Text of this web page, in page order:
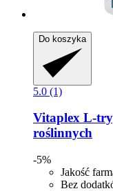
Do koszyka
5.0 (1)
Vitaplex L-​
roślinnych
-5%
Jakość
Bez